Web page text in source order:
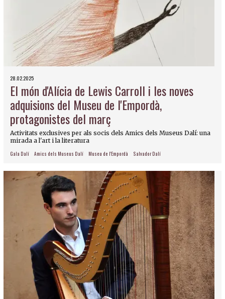
28.02.2025
El món d'Alícia de Lewis Carroll i les noves
adquisions del Museu de l'Empordà,
protagonistes del març
Activitats exclusives per als socis dels Amics dels Museus Dalí: una
mirada a l'art i la literatura
Gala Dalí Amics dels Museus Dalí Museu de l'Empordà Salvador Dalí